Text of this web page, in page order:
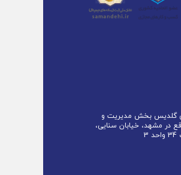
گلدیس بخش مدیریت و
در مشهد، خیابان سنایی،